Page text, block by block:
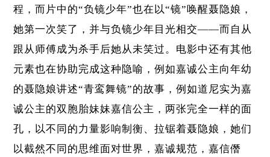
程，而片中的“负镜少年”也在以“镜”唤醒聂隐娘，
她第一次笑了，并与负镜少年目光相交——而自从
跟从师傅成为杀手后她从未笑过。电影中还有其他
元素也在协助完成这种隐喻，例如嘉诚公主向年幼
的聂隐娘讲述“青鸾舞镜”的故事，例如道尼实为嘉
诚公主的双胞胎妹妹嘉信公主，两张完全一样的面
孔，以不同的力量影响制衡、拉锯着聂隐娘，她们
以截然不同的思维面对世界，嘉诚规范，嘉信僭